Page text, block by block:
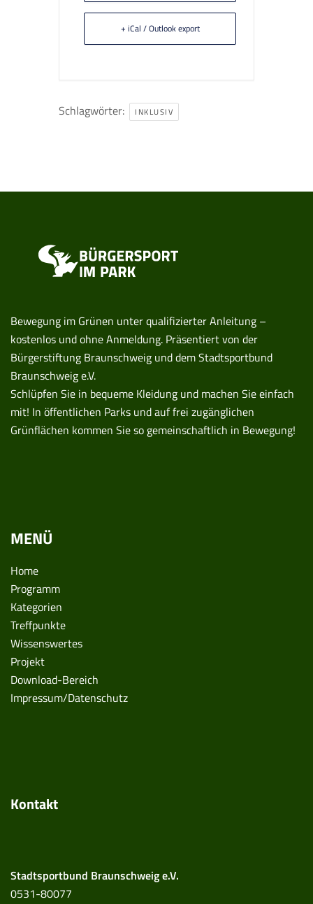
+ iCal / Outlook export
Schlagwörter: INKLUSIV
Bewegung im Grünen unter qualifizierter Anleitung –
kostenlos und ohne Anmeldung. Präsentiert von der
Bürgerstiftung Braunschweig und dem Stadtsportbund
Braunschweig e.V.
Schlüpfen Sie in bequeme Kleidung und machen Sie einfach
mit! In öffentlichen Parks und auf frei zugänglichen
Grünflächen kommen Sie so gemeinschaftlich in Bewegung!
MENÜ
Home
Programm
Kategorien
Treffpunkte
Wissenswertes
Projekt
Download-Bereich
Impressum/Datenschutz
Kontakt
Stadtsportbund Braunschweig e.V.
0531-80077